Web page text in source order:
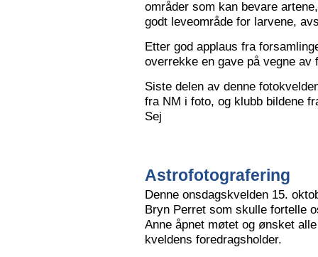
områder som kan bevare
godt leveområde for larvene,
Etter god applaus fra
overrekke en gave på vegne av
Siste delen av denne
fra NM i foto, og klubb bildene
Sej
Astrofotografering
Denne onsdagskvelden 15.
Bryn Perret som skulle fortelle
Anne åpnet møtet og ønsket
kveldens foredragsholder.